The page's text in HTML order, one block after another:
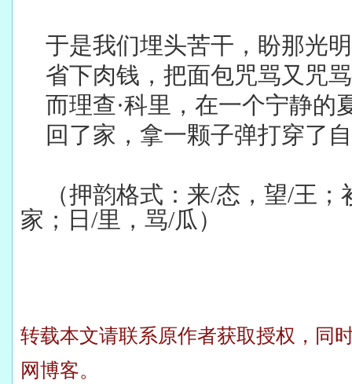
于是我们埋头苦干，盼那光
省下肉钱，把面包咒骂又
而理查·科里，在一个宁静的
回了家，拿一颗子弹打穿了
（押韵格式：来/态，望/王
家；日/里，骂/瓜）
转载本文请联系原作者获取授权，同
网博客。